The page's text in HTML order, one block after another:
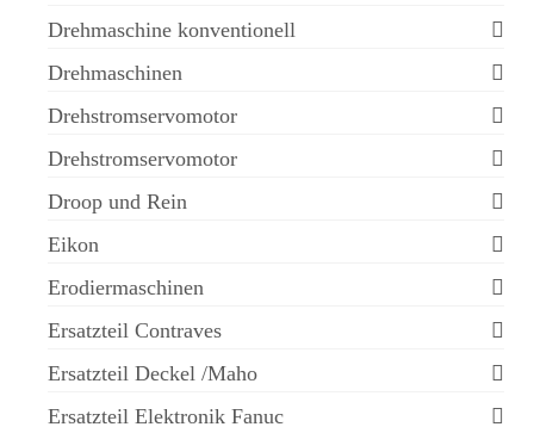
Drehmaschine konventionell
Drehmaschinen
Drehstromservomotor
Drehstromservomotor
Droop und Rein
Eikon
Erodiermaschinen
Ersatzteil Contraves
Ersatzteil Deckel /Maho
Ersatzteil Elektronik Fanuc